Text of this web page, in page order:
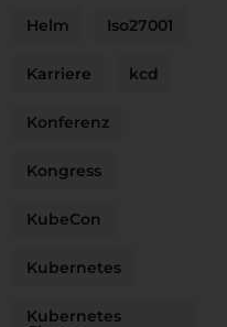
Helm Iso27001
Karriere kcd
Konferenz
Kongress
KubeCon
Kubernetes
Kubernetes